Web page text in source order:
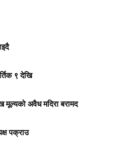
९ देखि
मूल्यको अवैध मदिरा बरामद
पक्राउ